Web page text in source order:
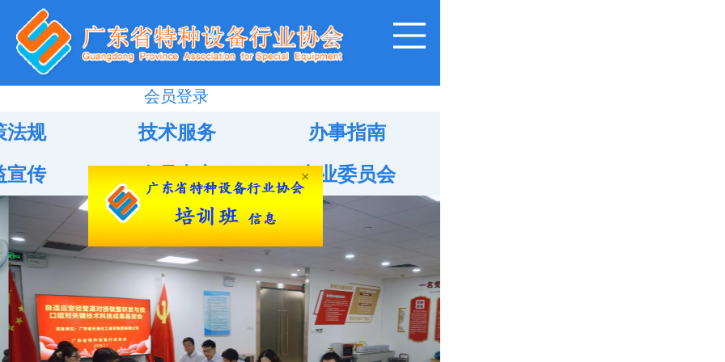
会员登录
法规 技术服务
办事指南
宣传
会员中心 专业委员会
×